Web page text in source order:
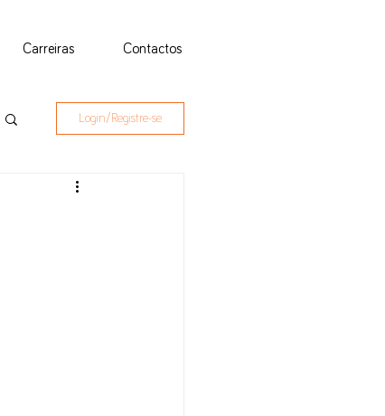
Carreiras Contactos
Login/Registre-se